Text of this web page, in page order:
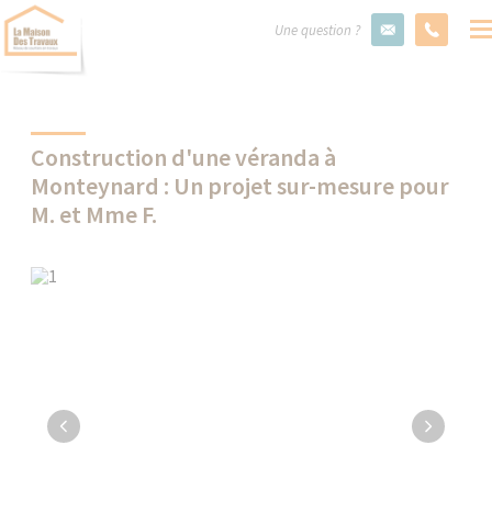
Une question ?
Construction d'une véranda à
Monteynard : Un projet sur-mesure pour
M. et Mme F.